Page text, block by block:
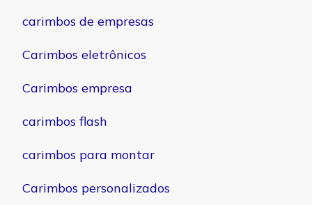
carimbos de empresas
Carimbos eletrônicos
Carimbos empresa
carimbos flash
carimbos para montar
Carimbos personalizados